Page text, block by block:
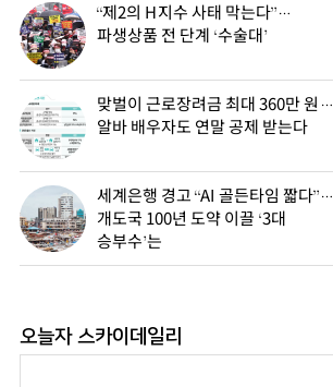
“제2의 H지수 사태 막는다”…
파생상품 전 단계 ‘수술대’
맞벌이 근로장려금 최대 360만 원…
알바 배우자도 연말 공제 받는다
세계은행 경고 “AI 골든타임 짧다”…
개도국 100년 도약 이끌 ‘3대
승부수’는
오늘자 스카이데일리